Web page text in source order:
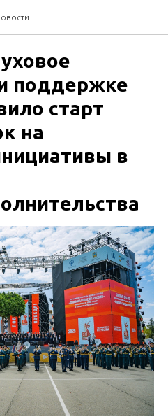
поддержке
старт
на
в